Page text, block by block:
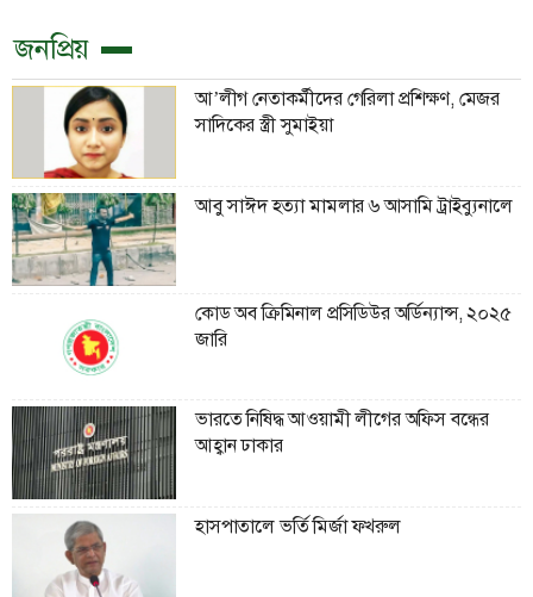
জনপ্রিয়
আ’লীগ নেতাকর্মীদের গেরিলা প্রশিক্ষণ, মেজর
সাদিকের স্ত্রী সুমাইয়া
আবু সাঈদ হত্যা মামলার ৬ আসামি ট্রাইব্যুনালে
কোড অব ক্রিমিনাল প্রসিডিউর অর্ডিন্যান্স, ২০২৫
জারি
ভারতে নিষিদ্ধ আওয়ামী লীগের অফিস বন্ধের
আহ্বান ঢাকার
হাসপাতালে ভর্তি মির্জা ফখরুল